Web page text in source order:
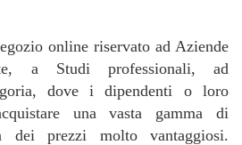
online riservato ad Aziende
a Studi professionali, ad
dove i dipendenti o loro
una vasta gamma di
prezzi molto vantaggiosi.